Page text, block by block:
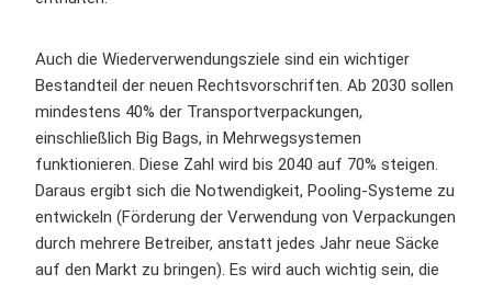
Auch die Wiederverwendungsziele sind ein wichtiger
Bestandteil der neuen Rechtsvorschriften. Ab 2030 sollen
mindestens 40% der Transportverpackungen,
einschließlich Big Bags, in Mehrwegsystemen
funktionieren. Diese Zahl wird bis 2040 auf 70% steigen.
Daraus ergibt sich die Notwendigkeit, Pooling-Systeme zu
entwickeln (Förderung der Verwendung von Verpackungen
durch mehrere Betreiber, anstatt jedes Jahr neue Säcke
auf den Markt zu bringen). Es wird auch wichtig sein, die